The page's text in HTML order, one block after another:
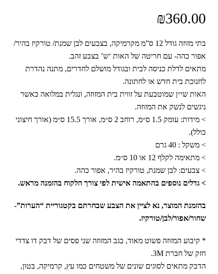
₪360.00
בתי מזוזה גודל 12 ס”מ מקרמיקה, בצבעים לבן שמנת/ טורקיז בהיר/
אפור כהה- עם חריטה של האות ‘ש’ בצבע זהב.
מתאים לדלת כניסה לבית ובגודל מושלם לחדרים, מתנה נהדרת
לחנוכת בית חדש או לחתונה.
האות שי״ן שמוטבעת על זווית בית המזוזה, ונגלית במלואה כאשר
ניגשים לנשק את המזוזה.
> מידות: עומק 1.5 ס״מ, רוחב 2 ס״מ, אורך 15.5 ס״מ (אורך חיצוני
כולל).
> משקל : 40 גרם
> מתאימה לקלף 12 או 10 ס״מ.
> צבעים: לבן שמנת, טורקיז בהיר, אפור כהה.
> גדלים נוספים בהתאמה אישית לפי צורך הלקוח בהזמנה מראש.
בהזמנת המוצר, נא לציין את הצבע שבחרתם בקטגוריית “הערות”-
שחור/אפור/לבן/טורקיז.
* קיבוע המזוזה פשוט מאוד, בגב המזוזה שני פסים של דבק דו צדדי
חזק של חברת 3M.
הדבק מתאים לסוגים שונים של משטחים כמו עץ, קרמיקה, בטון,